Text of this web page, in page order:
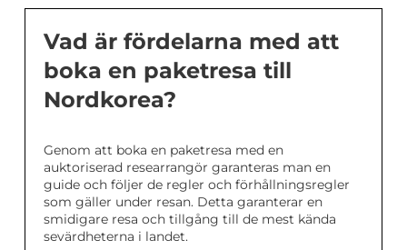
Vad är fördelarna med att
boka en paketresa till
Nordkorea?
Genom att boka en paketresa med en
auktoriserad researrangör garanteras man en
guide och följer de regler och förhållningsregler
som gäller under resan. Detta garanterar en
smidigare resa och tillgång till de mest kända
sevärdheterna i landet.